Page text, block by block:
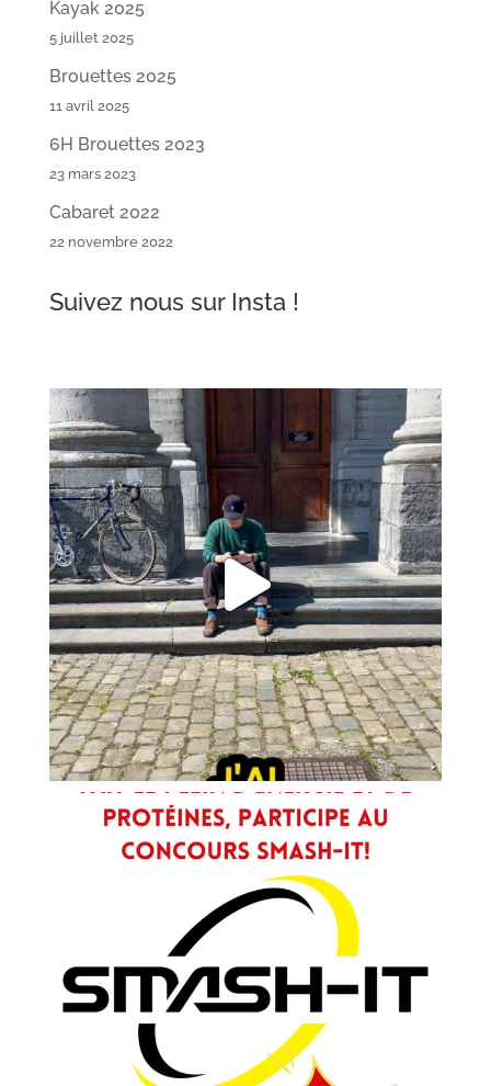
Kayak 2025
5 juillet 2025
Brouettes 2025
11 avril 2025
6H Brouettes 2023
23 mars 2023
Cabaret 2022
22 novembre 2022
Suivez nous sur Insta !